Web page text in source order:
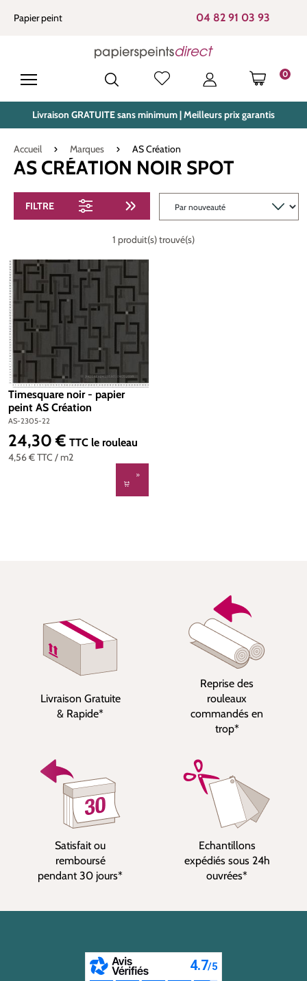
principal
Papier peint 04 82 91 03 93
0
LE
Livraison GRATUITE sans minimum | Meilleurs prix garantis
Accueil Marques AS Création
AS CRÉATION NOIR SPOT
FILTRE
1 produit(s) trouvé(s)
Timesquare noir - papier
peint AS Création
AS-2305-22
4,56 €TTC / m2
Prix régulier :
24,30 € TTC le rouleau
Livraison Gratuite
& Rapide*
Reprise des
rouleaux
commandés en
trop*
Satisfait ou
remboursé
pendant 30 jours*
Echantillons
expédiés sous 24h
ouvrées*